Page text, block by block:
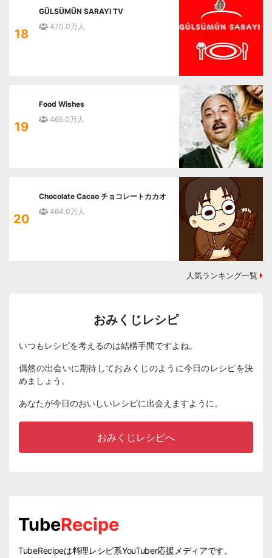
18
GÜLSÜMÜN SARAYI TV
470.0万人
19
Food Wishes
465.0万人
20
Chocolate Cacao チョコレートカカオ
464.0万人
人気ランキング一覧
おみくじレシピ
いつもレシピを考えるのは結構手間ですよね。
偶然の出会いに期待しておみくじのように今日のレシピを決
めましょう。
あなたが今日のおいしいレシピに出会えますように。
おみくじレシピへ
TubeRecipe
TubeRecipeは料理レシピ系YouTuber応援メディアです。